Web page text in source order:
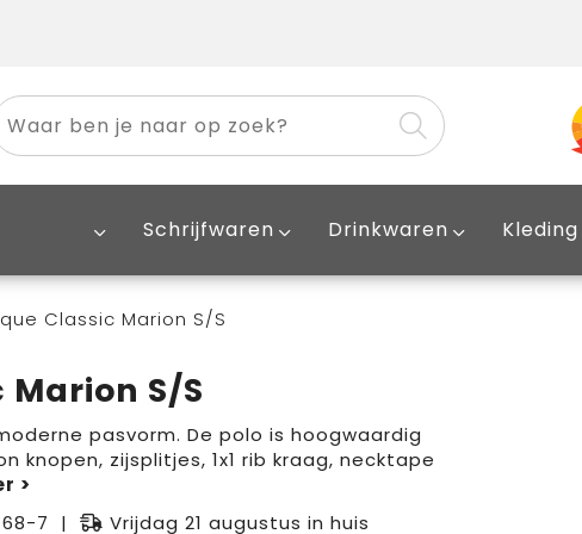
Schrijfwaren Drinkwaren Kleding
Classic Marion S/S
S/S
pasvorm. De polo is hoogwaardig
knopen, zijsplitjes, 1x1 rib kraag, necktape
7 Vrijdag 21 augustus in huis